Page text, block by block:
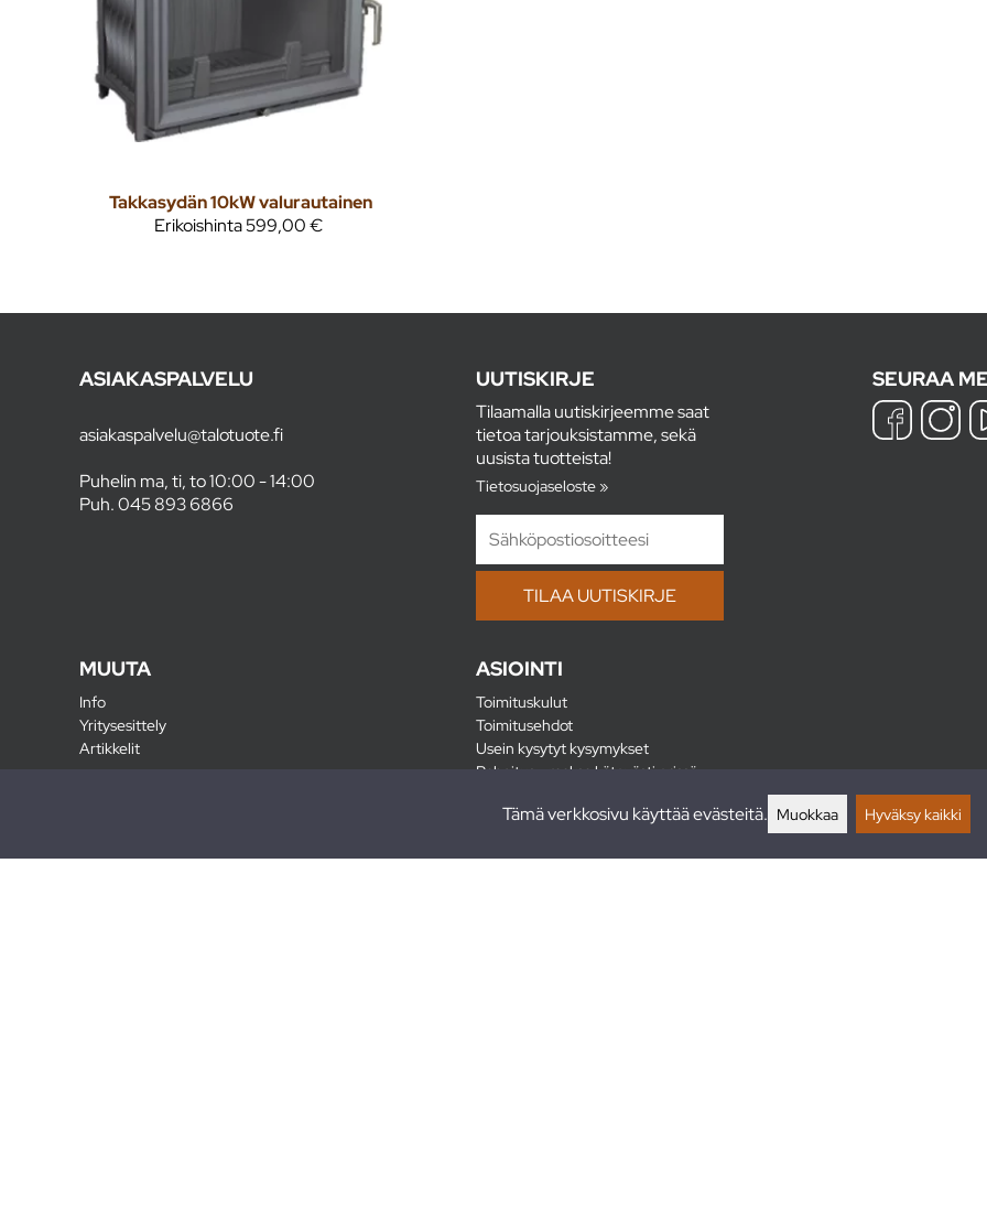
Takkasydän 10kW valurautainen
Erikoishinta599,00 €
ASIAKASPALVELU
asiakaspalvelu@talotuote.fi
Puhelin ma, ti, to 10:00 - 14:00
Puh.045 893 6866
UUTISKIRJE
Tilaamalla uutiskirjeemme saat
tietoa tarjouksistamme, sekä
uusista tuotteista!
Tietosuojaseloste »
SEURAA
MUUTA
Info
Yritysesittely
Artikkelit
ASIOINTI
Toimituskulut
Toimitusehdot
Usein kysytyt kysymykset
Rahoitus - maksa kätevästi erissä
Tämä verkkosivu käyttää evästeitä. Muokkaa Hyväksy kaikki